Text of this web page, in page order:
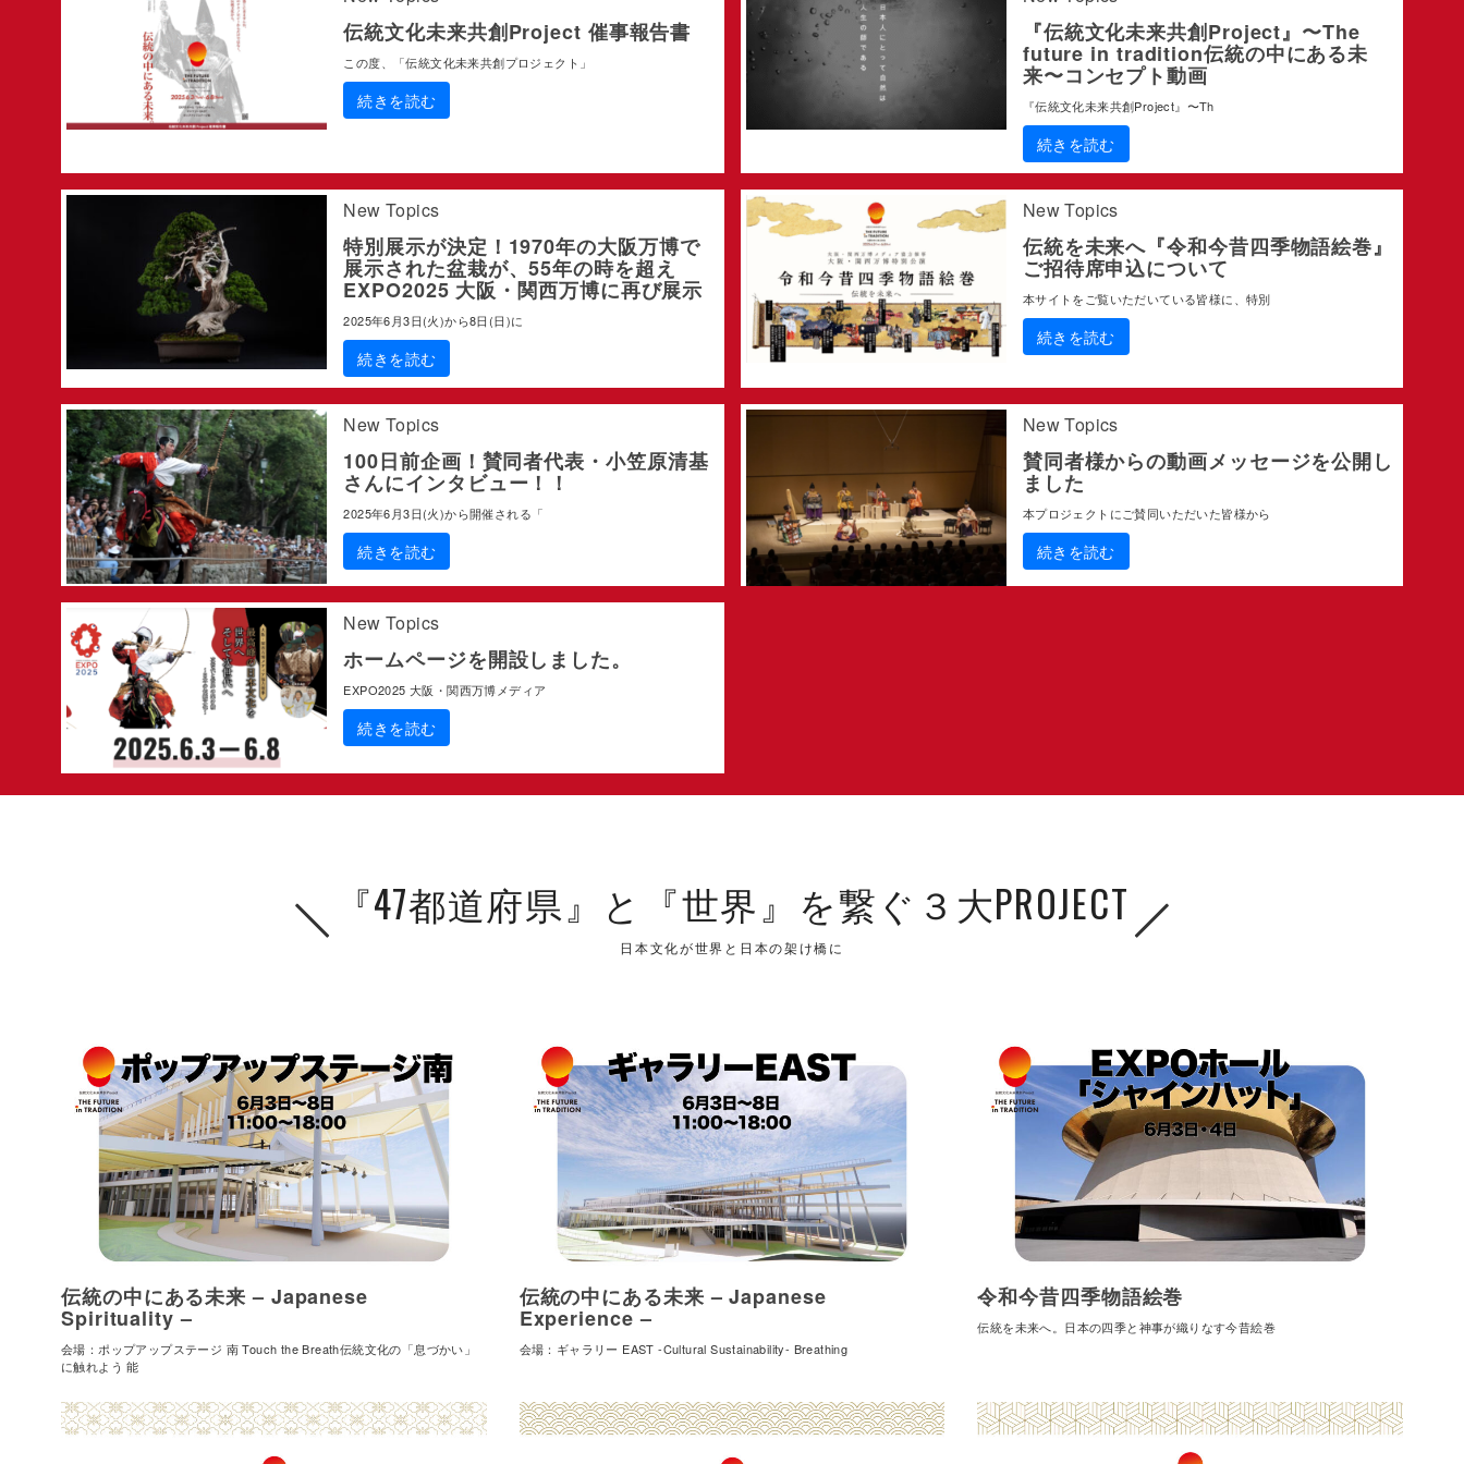
伝統文化未来共創Project 催事報告書
この度、「伝統文化未来共創プロジェクト」
続きを読む
『伝統文化未来共創Project』〜The
future in tradition伝統の中にある未
来〜コンセプト動画
『伝統文化未来共創Project』〜Th
続きを読む
New Topics
特別展示が決定！1970年の大阪万博で
展示された盆栽が、55年の時を超え
EXPO2025 大阪・関西万博に再び展示
2025年6月3日(火)から8日(日)に
続きを読む
New Topics
伝統を未来へ『令和今昔四季物語絵巻』
ご招待席申込について
本サイトをご覧いただいている皆様に、特別
続きを読む
New Topics
100日前企画！賛同者代表・小笠原清基
さんにインタビュー！！
2025年6月3日(火)から開催される「
続きを読む
New Topics
賛同者様からの動画メッセージを公開し
ました
本プロジェクトにご賛同いただいた皆様から
続きを読む
New Topics
ホームページを開設しました。
EXPO2025 大阪・関西万博メディア
続きを読む
『47都道府県』と『世界』を繋ぐ３大PROJECT
日本文化が世界と日本の架け橋に
伝統の中にある未来 – Japanese
Spirituality –
会場：ポップアップステージ 南 Touch the Breath伝統文化の「息づかい」
に触れよう 能
伝統の中にある未来 – Japanese
Experience –
会場：ギャラリー EAST -Cultural Sustainability- Breathing
令和今昔四季物語絵巻
伝統を未来へ。日本の四季と神事が織りなす今昔絵巻